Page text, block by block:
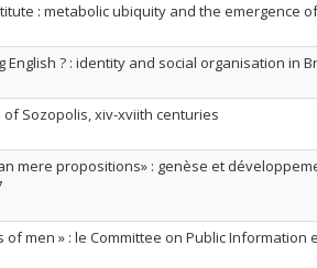
: metabolic ubiquity and the emergence
? : identity and social organisation in
Sozopolis, xiv-xviith centuries
mere propositions» : genèse et
of men » : le Committee on Public